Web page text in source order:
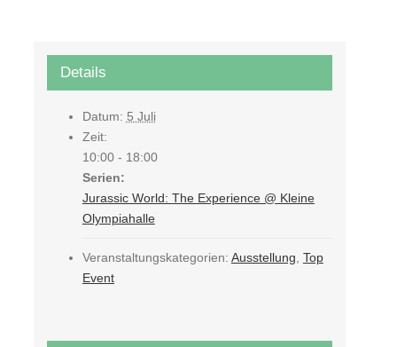
Details
Datum: 5 Juli
Zeit:
10:00 - 18:00
Serien:
Jurassic World: The Experience @ Kleine
Olympiahalle
Veranstaltungskategorien: Ausstellung Top
Event